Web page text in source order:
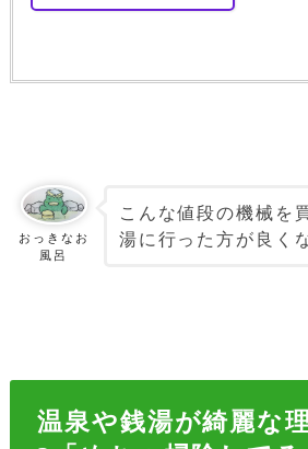
おっきなお
風呂
こんな値段の機械を
湯に行った方が良く
温泉や銭湯が綺麗な